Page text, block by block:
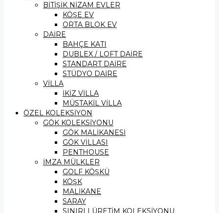
BİTİŞİK NİZAM EVLER
KÖŞE EV
ORTA BLOK EV
DAİRE
BAHÇE KATI
DUBLEX / LOFT DAİRE
STANDART DAİRE
STÜDYO DAİRE
VİLLA
İKİZ VİLLA
MÜSTAKİL VİLLA
ÖZEL KOLEKSİYON
GÖK KOLEKSİYONU
GÖK MALİKANESİ
GÖK VİLLASI
PENTHOUSE
İMZA MÜLKLER
GOLF KÖŞKÜ
KÖŞK
MALİKANE
SARAY
SINIRLI ÜRETİM KOLEKSİYONU